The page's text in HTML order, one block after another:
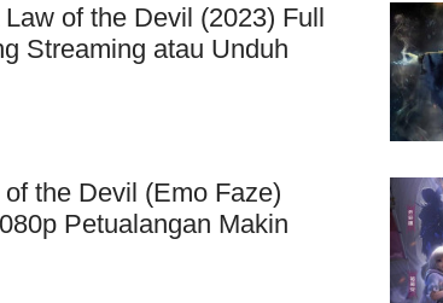
of the Devil (2023) Full
Streaming atau Unduh
the Devil (Emo Faze)
Petualangan Makin